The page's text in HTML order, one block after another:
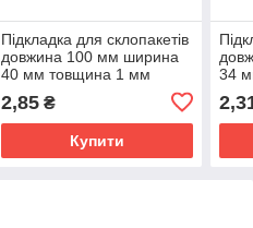
Підкладка для склопакетів
довжина 100 мм ширина
40 мм товщина 1 мм
2,85₴
Купити
34